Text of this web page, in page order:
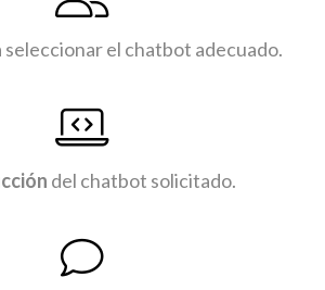
seleccionar el chatbot adecuado.
del chatbot solicitado.